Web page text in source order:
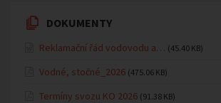
DOKUMENTY
Reklamační řád vodovodu a… (45.40 KB)
Vodné, stočné_2026 (475.06 KB)
Termíny svozu KO 2026 (91.38 KB)